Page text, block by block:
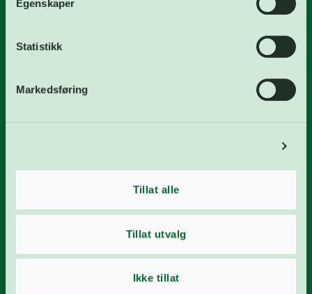
Egenskaper
Statistikk
Markedsføring
Tillat alle
Tillat utvalg
Ikke tillat
Våre anlegg
Gjenvinningsstasjon
Avløpsrenseanlegg
Om FREVAR KF